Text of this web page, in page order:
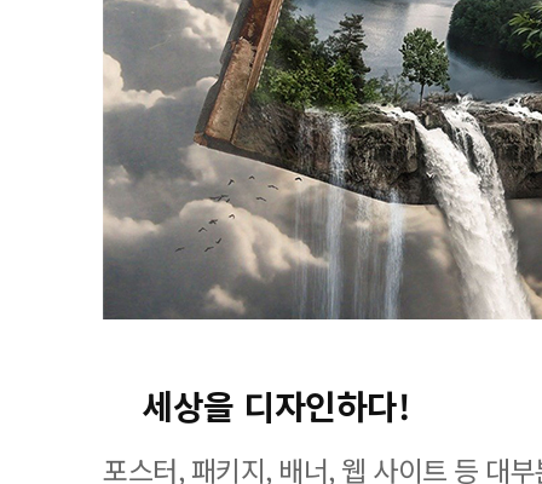
세상을 디자인하다!
포스터, 패키지, 배너, 웹 사이트 등 대